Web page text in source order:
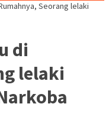
Seorang lelaki
di
lelaki